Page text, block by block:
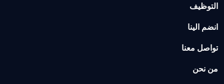
التوظيف
انضم الينا
تواصل معنا
من نحن